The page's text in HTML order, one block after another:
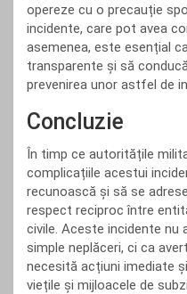
opereze cu o precauție
incidente, care pot avea
asemenea, este esențial
transparente și să
prevenirea unor astfel de
Concluzie
În timp ce autoritățile
complicațiile acestui
recunoască și să se
respect reciproc între
civile. Aceste incidente
simple neplăceri, ci ca
necesită acțiuni imediate
viețile și mijloacele de